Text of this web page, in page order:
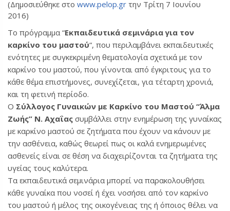
(Δημοσιεύθηκε στο www.pelop.gr την Τρίτη 7 Ιουνίου
2016)
Το πρόγραμμα “Εκπαιδευτικά σεμινάρια για τον
καρκίνο του μαστού“, που περιλαμβάνει εκπαιδευτικές
ενότητες με συγκεκριμένη θεματολογία σχετικά με τον
καρκίνο του μαστού, που γίνονται από έγκριτους για το
κάθε θέμα επιστήμονες, συνεχίζεται, για τέταρτη χρονιά,
και τη φετινή περίοδο.
Ο Σύλλογος Γυναικών με Καρκίνο του Μαστού “Άλμα
Ζωής” Ν. Αχαΐας συμβάλλει στην ενημέρωση της γυναίκας
με καρκίνο μαστού σε ζητήματα που έχουν να κάνουν με
την ασθένεια, καθώς θεωρεί πως οι καλά ενημερωμένες
ασθενείς είναι σε θέση να διαχειρίζονται τα ζητήματα της
υγείας τους καλύτερα.
Τα εκπαιδευτικά σεμινάρια μπορεί να παρακολουθήσει
κάθε γυναίκα που νοσεί ή έχει νοσήσει από τον καρκίνο
του μαστού ή μέλος της οικογένειας της ή όποιος θέλει να